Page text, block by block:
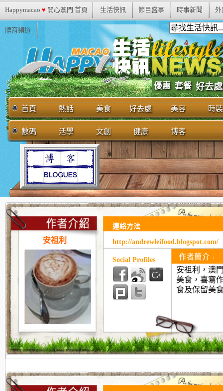
Happymacao ♥ 開心澳門 首頁 生活快訊 節目盛事 時事新聞 外
體育頻道
優惠 套餐 好去處
首頁 熱話 美食 好去處 美容 時裝
數碼 活學 文創 健康 博客
安祖利
安祖利，澳
美食，喜寫
食及保留美
連絡方法
http://andrewleifood.blogspot.com/
Social Profiles